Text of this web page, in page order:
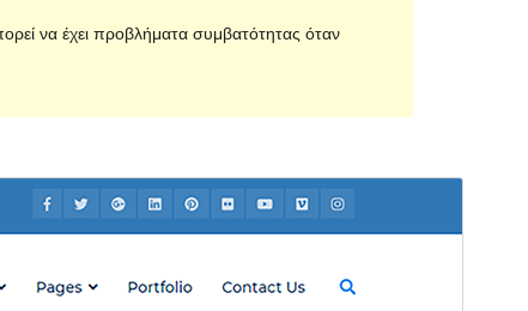
να έχει προβλήματα συμβατότητας όταν
Προεπισκόπηση Λήψη
Ενεργές εγκαταστάσεις